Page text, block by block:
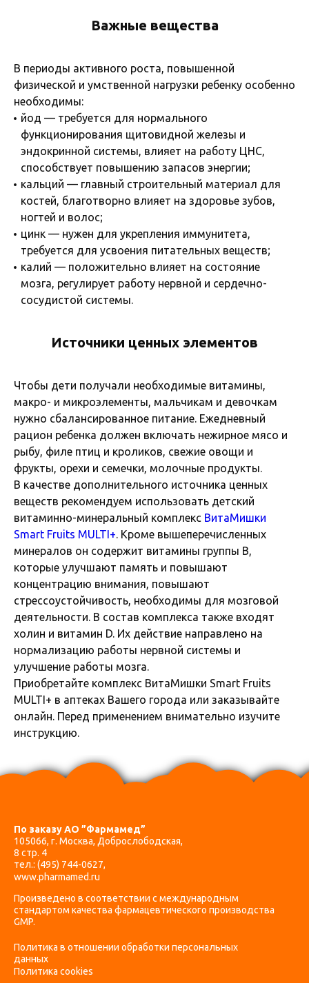
Важные вещества
В периоды активного роста, повышенной
физической и умственной нагрузки ребенку особенно
необходимы:
йод — требуется для нормального
функционирования щитовидной железы и
эндокринной системы, влияет на работу ЦНС,
способствует повышению запасов энергии;
кальций — главный строительный материал для
костей, благотворно влияет на здоровье зубов,
ногтей и волос;
цинк — нужен для укрепления иммунитета,
требуется для усвоения питательных веществ;
калий — положительно влияет на состояние
мозга, регулирует работу нервной и сердечно-
сосудистой системы.
Источники ценных элементов
Чтобы дети получали необходимые витамины,
макро- и микроэлементы, мальчикам и девочкам
нужно сбалансированное питание. Ежедневный
рацион ребенка должен включать нежирное мясо и
рыбу, филе птиц и кроликов, свежие овощи и
фрукты, орехи и семечки, молочные продукты.
В качестве дополнительного источника ценных
веществ рекомендуем использовать детский
витаминно-минеральный комплекс ВитаМишки
Smart Fruits MULTI+. Кроме вышеперечисленных
минералов он содержит витамины группы В,
которые улучшают память и повышают
концентрацию внимания, повышают
стрессоустойчивость, необходимы для мозговой
деятельности. В состав комплекса также входят
холин и витамин D. Их действие направлено на
нормализацию работы нервной системы и
улучшение работы мозга.
Приобретайте комплекс ВитаМишки Smart Fruits
MULTI+ в аптеках Вашего города или заказывайте
онлайн. Перед применением внимательно изучите
инструкцию.
По заказу АО ”Фармамед”
105066, г. Москва, Доброслободская,
8 стр. 4
тел.: (495) 744-0627,
www.pharmamed.ru
Произведено в соответствии с международным
стандартом качества фармацевтического производства
GMP.
Политика в отношении обработки персональных
данных
Политика cookies